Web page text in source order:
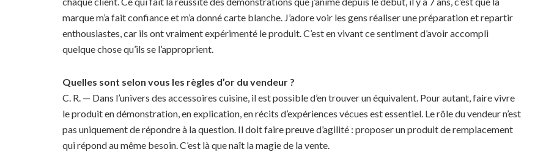
marque m’a fait confiance et m’a donné carte blanche. J’adore voir les gens réaliser une préparation et repartir
enthousiastes, car ils ont vraiment expérimenté le produit. C’est en vivant ce sentiment d’avoir accompli
quelque chose qu’ils se l’approprient.
Quelles sont selon vous les règles d’or du vendeur ?
C. R. — Dans l’univers des accessoires cuisine, il est possible d’en trouver un équivalent. Pour autant, faire vivre
le produit en démonstration, en explication, en récits d’expériences vécues est essentiel. Le rôle du vendeur n’est
pas uniquement de répondre à la question. Il doit faire preuve d’agilité : proposer un produit de remplacement
qui répond au même besoin. C’est là que naît la magie de la vente.